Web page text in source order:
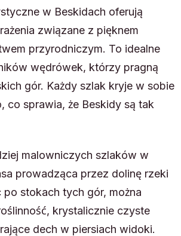
w Beskidach oferują
związane z pięknem
przyrodniczym. To idealne
wędrówek, którzy pragną
gór. Każdy szlak kryje w sobie
co sprawia, że Beskidy są tak
malowniczych szlaków w
prowadząca przez dolinę rzeki
po stokach tych gór, można
krystalicznie czyste
dech w piersiach widoki.